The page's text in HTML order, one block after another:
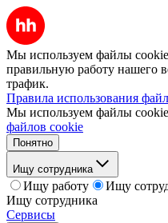
Мы используем файлы
правильную работу нашего
трафик.
Правила использования
Мы используем файлы
файлов cookie
Понятно
Ищу сотрудника
Ищу работу
Ищу
Ищу сотрудника
Сервисы